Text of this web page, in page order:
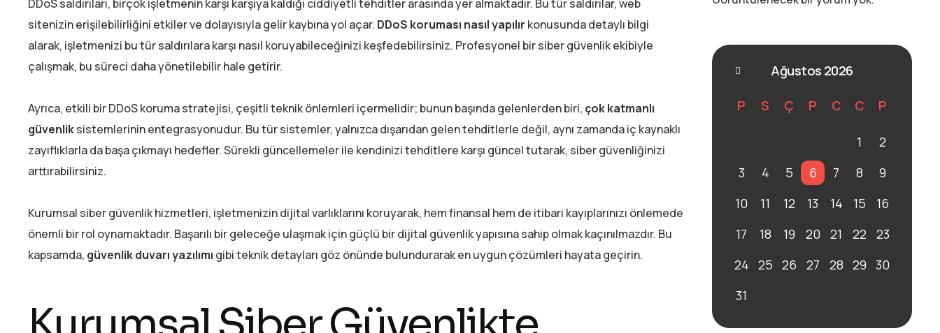
DDoS saldırıları, birçok işletmenin karşı karşıya kaldığı ciddiyetli tehditler arasında yer almaktadır. Bu tür saldırılar, web
sitenizin erişilebilirliğini etkiler ve dolayısıyla gelir kaybına yol açar. DDoS koruması nasıl yapılır konusunda detaylı bilgi
alarak, işletmenizi bu tür saldırılara karşı nasıl koruyabileceğinizi keşfedebilirsiniz. Profesyonel bir siber güvenlik ekibiyle
çalışmak, bu süreci daha yönetilebilir hale getirir.
Ayrıca, etkili bir DDoS koruma stratejisi, çeşitli teknik önlemleri içermelidir; bunun başında gelenlerden biri, çok katmanlı
güvenliksistemlerinin entegrasyonudur. Bu tür sistemler, yalnızca dışarıdan gelen tehditlerle değil, aynı zamanda iç kaynaklı
zayıflıklarla da başa çıkmayı hedefler. Sürekli güncellemeler ile kendinizi tehditlere karşı güncel tutarak, siber güvenliğinizi
arttırabilirsiniz.
Kurumsal siber güvenlik hizmetleri, işletmenizin dijital varlıklarını koruyarak, hem finansal hem de itibari kayıplarınızı önlemede
önemli bir rol oynamaktadır. Başarılı bir geleceğe ulaşmak için güçlü bir dijital güvenlik yapısına sahip olmak kaçınılmazdır. Bu
kapsamda, güvenlik duvarı yazılımı gibi teknik detayları göz önünde bulundurarak en uygun çözümleri hayata geçirin.
Ağustos 2026
P S Ç P C C P
1
2
3
4 5 6 7 8
9
10
11 12 13 14 15
16
17
18 19 20 21 22
23
24 25 26 27 28 29 30
31